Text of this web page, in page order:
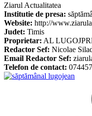
Ziarul Actualitatea
Institutie de presa:
Website: http://
Judet: Timis
Proprietar: AL
Redactor Sef: Nicolae
Email Redactor Sef:
Telefon de contact: